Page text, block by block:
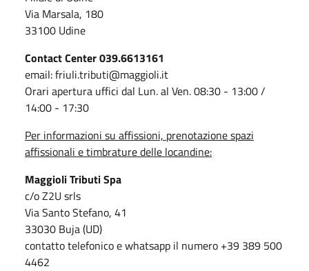
Via Marsala, 180
33100 Udine
Contact Center 039.6613161
email: friuli.tributi@maggioli.it
Orari apertura uffici dal Lun. al Ven. 08:30 - 13:00 /
14:00 - 17:30
Per informazioni su affissioni, prenotazione spazi
affissionali e timbrature delle locandine:
Maggioli Tributi Spa
c/o Z2U srls
Via Santo Stefano, 41
33030 Buja (UD)
contatto telefonico e whatsapp il numero +39 389 500
4462